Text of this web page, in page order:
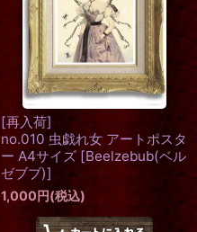
[再入荷]
no.010 虫戯れ女 アートポスタ
ー A4サイズ [Beelzebub(ベル
ゼブブ)]
1,000円(税込)